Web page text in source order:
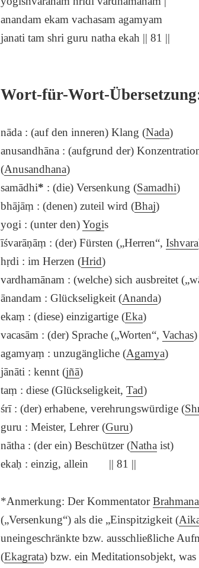
anandam ekam vachasam agamyam
janati tam shri guru natha ekah || 81 ||
Wort-für-Wort-
nāda : (auf den inneren) Klang (Nada)
anusandhāna : (aufgrund der)
(Anusandhana)
samādhi* : (die) Versenkung (Samadhi)
bhājāṃ : (denen) zuteil wird (Bhaj)
yogi : (unter den)Yogis
īśvarāṇāṃ : (der) Fürsten („Herren“,Ishvara
hṛdi : im Herzen (Hrid)
vardhamānam : (welche) sich ausbreitet
ānandam : Glückseligkeit (Ananda)
ekaṃ : (diese) einzigartige (Eka)
vacasām : (der) Sprache („Worten“,Vachas)
agamyaṃ : unzugängliche (Agamya)
jānāti : kennt (jñā)
taṃ : diese (Glückseligkeit,Tad)
śrī : (der) erhabene, verehrungswürdige (
guru : Meister, Lehrer (Guru)
nātha : (der ein) Beschützer (Natha ist)
ekaḥ : einzig, allein || 81 ||
*Anmerkung: Der Kommentator
(„Versenkung“) als die „Einspitzigkeit (
uneingeschränkte bzw. ausschließliche
(Ekagrata) bzw. ein Meditationsobjekt,